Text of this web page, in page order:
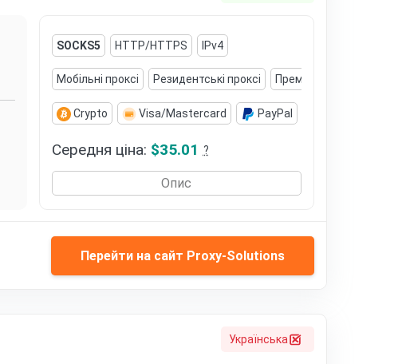
SOCKS5 HTTP/HTTPS IPv4
Мобільні проксі Резидентські проксі Преміальні мобільні
Crypto Visa/Mastercard PayPal
Середня ціна: $35.01 ?
Опис
Перейти на сайт Proxy-Solutions
Українська